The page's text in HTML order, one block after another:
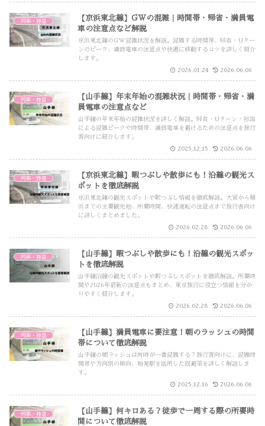
列車・特急
【京浜東北線】GWの混雑｜時間帯・帰省・満員電
車の注意点など解説
京浜東北線のGW混雑状況を解説。混雑する時間帯、帰省・Uター
ンのピーク、満員電車の注意点や快適に移動するコツを詳しく紹介
します。
2026.01.24 2026.06.06
列車・特急
【山手線】年末年始の混雑状況｜時間帯・帰省・満
員電車の注意点など
山手線の年末年始の混雑状況を詳しく解説。帰省・Uターン・初詣
による混雑ピークや時間帯、満員電車を避けるための注意点を旅行
客向けに紹介します。
2025.12.15 2026.06.06
列車・特急
【京浜東北線】暇つぶしや散歩にも！沿線の観光ス
ポットを徹底解説
京浜東北線の観光スポットや暇つぶし情報を徹底解説。大宮から横
浜までの主要観光地、所要時間、快速運転の注意点まで旅行者向け
に詳しくまとめました。
2026.02.28 2026.06.06
列車・特急
【山手線】暇つぶしや散歩にも！沿線の観光スポッ
トを徹底解説
山手線沿線の観光スポットや暇つぶしスポットを徹底解説。所要時
間や2026年最新の注意点もまとめ、東京旅行に役立つ情報を分か
りやすく紹介します。
2026.02.28 2026.06.06
列車・特急
【山手線】満員電車に要注意！朝のラッシュの時間
帯について徹底解説
山手線の朝ラッシュは何時が一番混雑する？旅行客向けに、混雑時
間帯や方向別の傾向、始発駅を活用した回避策を詳しく解説しま
す。
2025.12.16 2026.06.06
列車・特急
【山手線】何キロある？徒歩で一周する際の所要時
間について徹底解説